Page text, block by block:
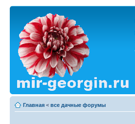
Главная < все дачные форумы